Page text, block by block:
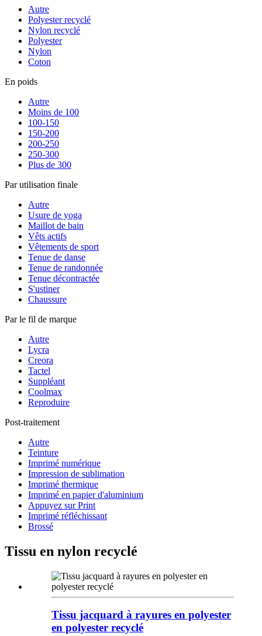
Autre
Polyester recyclé
Nylon recyclé
Polyester
Nylon
Coton
En poids
Autre
Moins de 100
100-150
150-200
200-250
250-300
Plus de 300
Par utilisation finale
Autre
Usure de yoga
Maillot de bain
Vêts actifs
Vêtements de sport
Tenue de danse
Tenue de randonnée
Tenue décontractée
S'ustiner
Chaussure
Par le fil de marque
Autre
Lycra
Creora
Tactel
Suppléant
Coolmax
Reproduire
Post-traitement
Autre
Teinture
Imprimé numérique
Impression de sublimation
Imprimé thermique
Imprimé en papier d'aluminium
Appuyez sur Print
Imprimé réfléchissant
Brossé
Tissu en nylon recyclé
Tissu jacquard à rayures en polyester
en polyester recyclé